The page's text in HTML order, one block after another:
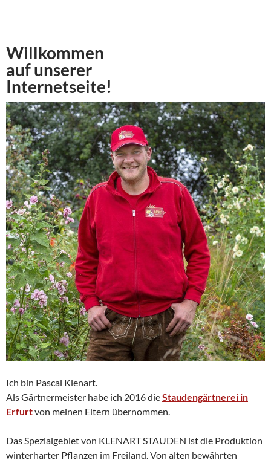
Willkommen
auf unserer
Internetseite!
Ich bin Pascal Klenart.
Als Gärtnermeister habe ich 2016 dieStaudengärtnerei in
Erfurtvon meinen Eltern übernommen.
Das Spezialgebiet von KLENART STAUDEN ist die Produktion
winterharter Pflanzen im Freiland. Von alten bewährten